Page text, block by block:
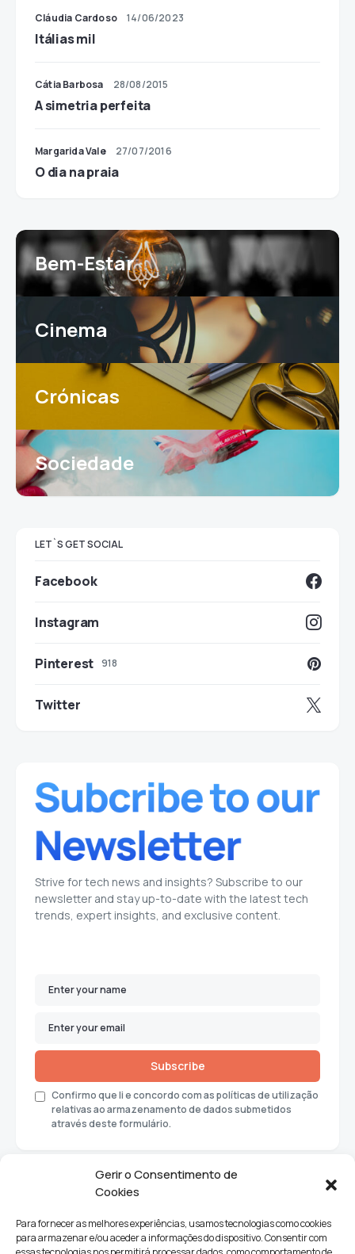
Gerir o Consentimento de
Cookies
Para fornecer as melhores experiências, usamos tecnologias como cookies
para armazenar e/ou aceder a informações do dispositivo. Consentir com
Cláudia Cardoso 14/06/2023
Itálias mil
Cátia Barbosa 28/08/2015
A simetria perfeita
Margarida Vale 27/07/2016
O dia na praia
Bem-Estar
Cinema
Crónicas
Sociedade
LET`S GET SOCIAL
Facebook
Instagram
Pinterest 918
Twitter
Strive for tech news and insights? Subscribe to our
newsletter and stay up-to-date with the latest tech
trends, expert insights, and exclusive content.
Subscribe
Confirmo que li e concordo com as políticas de utilização
relativas ao armazenamento de dados submetidos
através deste formulário.